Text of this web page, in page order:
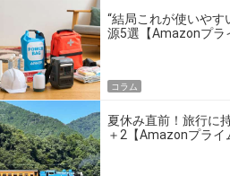
“結局これが使いやす
源5選【Amazonプラ
コラム
夏休み直前！旅行に
＋2【Amazonプライ